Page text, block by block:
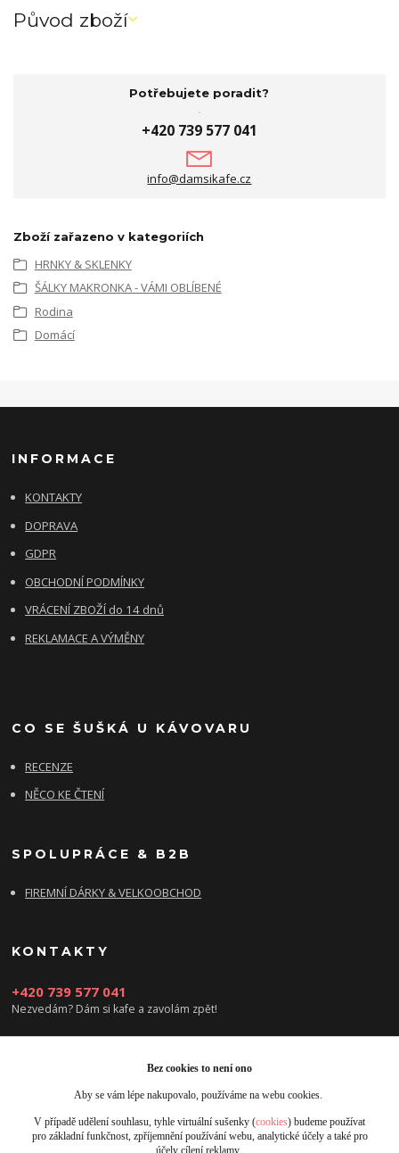
Původ zboží
Potřebujete poradit?
+420 739 577 041
info@damsikafe.cz
Zboží zařazeno v kategoriích
HRNKY & SKLENKY
ŠÁLKY MAKRONKA - VÁMI OBLÍBENÉ
Rodina
Domácí
INFORMACE
KONTAKTY
DOPRAVA
GDPR
OBCHODNÍ PODMÍNKY
VRÁCENÍ ZBOŽÍ do 14 dnů
REKLAMACE A VÝMĚNY
CO SE ŠUŠKÁ U KÁVOVARU
RECENZE
NĚCO KE ČTENÍ
SPOLUPRÁCE & B2B
FIREMNÍ DÁRKY & VELKOOBCHOD
KONTAKTY
+420 739 577 041
Nezvedám? Dám si kafe a zavolám zpět!
info@damsikafe.cz
Bez cookies to není ono
Aby se vám lépe nakupovalo, používáme na webu cookies.
V případě udělení souhlasu, tyhle virtuální sušenky (cookies) budeme používat
pro základní funkčnost, zpříjemnění používání webu, analytické účely a také pro
účely cílení reklamy.